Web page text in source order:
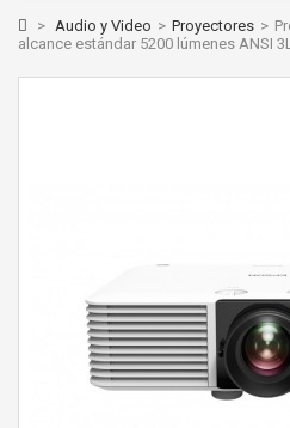
> Audio y Video > Proyectores >
alcance estándar 5200 lúmenes ANSI